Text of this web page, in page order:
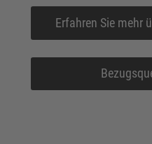
Erfahren Sie mehr